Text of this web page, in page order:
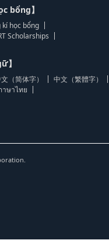
bổng】
học bổng
Scholarships
】
（简体字） 中文（繁體字）
าษาไทย